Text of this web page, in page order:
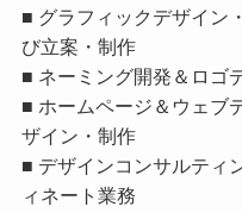
■ グラフィックデザイン
び立案・制作
■ ネーミング開発＆ロゴ
■ ホームページ＆ウェブ
ザイン・制作
■ デザインコンサルティ
ィネート業務